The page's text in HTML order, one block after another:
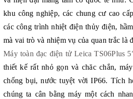
khu công nghiệp, các chung cư cao
các công trình nhiệt điện thủy điện,
mà vai trò và nhiệm vụ của quan trắc là
Máy toàn đạc điện tử Leica TS06Plus
thiết kế rất nhỏ gọn và chăc chắn,
chống bụi, nước tuyệt vời IP66. Tích
chúng ta cân bằng máy một cách